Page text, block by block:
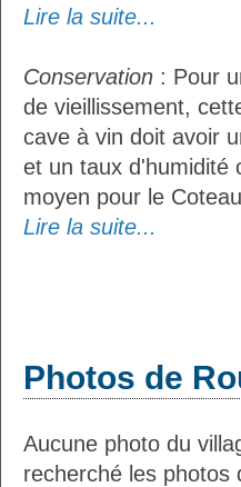
Lire la suite...
Conservation : Pour
de vieillissement,
cave à vin doit avoir
et un taux d'humidité
moyen pour le
Lire la suite...
Photos de
Aucune photo du
recherché les photos